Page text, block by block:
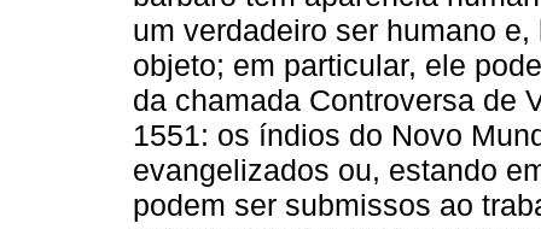
um verdadeiro ser humano
objeto; em particular, ele
da chamada Controversa de
1551: os índios do Novo
evangelizados ou, estando
podem ser submissos ao